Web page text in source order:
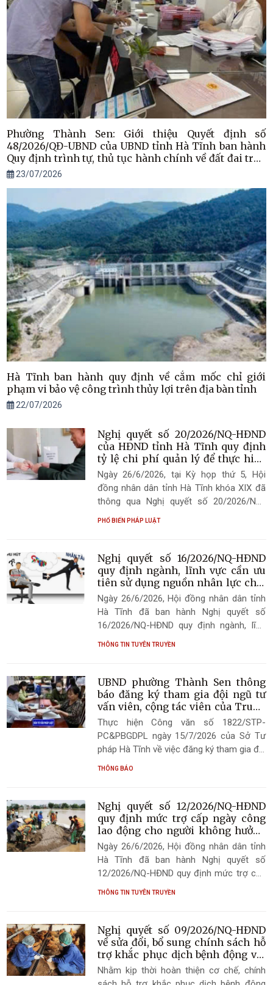
Phường Thành Sen: Giới thiệu Quyết định số
48/2026/QĐ-UBND của UBND tỉnh Hà Tĩnh ban hành
Quy định trình tự, thủ tục hành chính về đất đai trên
địa bàn tỉnh
23/07/2026
Hà Tĩnh ban hành quy định về cắm mốc chỉ giới
phạm vi bảo vệ công trình thủy lợi trên địa bàn tỉnh
22/07/2026
Nghị quyết số 20/2026/NQ-HĐND
của HĐND tỉnh Hà Tĩnh quy định
tỷ lệ chi phí quản lý để thực hiện
chính sách, chế độ ưu đãi người có
công với cách mạng
Ngày 26/6/2026, tại Kỳ họp thứ 5, Hội
đồng nhân dân tỉnh Hà Tĩnh khóa XIX đã
thông qua Nghị quyết số 20/2026/NQ-
HĐND quy định tỷ lệ chi phí quản lý để
Hà Tĩnh. Nghị quyết có hiệu lực thi hành
kể từ ngày 07/7/2026.
PHỔ BIẾN PHÁP LUẬT
Nghị quyết số 16/2026/NQ-HĐND
quy định ngành, lĩnh vực cần ưu
tiên sử dụng nguồn nhân lực chất
lượng cao giai đoạn 2026 - 2030
Ngày 26/6/2026, Hội đồng nhân dân tỉnh
Hà Tĩnh đã ban hành Nghị quyết số
16/2026/NQ-HĐND quy định ngành, lĩnh
vực cần ưu tiên sử dụng nguồn nhân lực
hóa chủ trương thu hút, trọng dụng nhân
tài, tạo cơ sở pháp lý để sử dụng hiệu quả
nguồn nhân lực chất lượng cao, góp phần
đáp ứng yêu cầu phát triển kinh tế - xã hội
của tỉnh trong giai đoạn mới. Nghị quyết
có hiệu lực thi hành từ ngày 07/7/2026.
THÔNG TIN TUYÊN TRUYỀN
UBND phường Thành Sen thông
báo đăng ký tham gia đội ngũ tư
vấn viên, cộng tác viên của Trung
tâm Hỗ trợ pháp lý cho doanh
nghiệp nhỏ và vừa
Thực hiện Công văn số 1822/STP-
PC&PBGDPL ngày 15/7/2026 của Sở Tư
pháp Hà Tĩnh về việc đăng ký tham gia đội
ngũ tư vấn viên, cộng tác viên của Trung
báo đến các cơ quan, đơn vị, cán bộ,
công chức, viên chức, doanh nghiệp và
các tổ chức, cá nhân có đủ điều kiện trên
địa bàn phường biết, đăng ký tham gia.
THÔNG BÁO
Nghị quyết số 12/2026/NQ-HĐND
quy định mức trợ cấp ngày công
lao động cho người không hưởng
lương từ ngân sách nhà nước tham
gia phòng, chống thiên tai
Ngày 26/6/2026, Hội đồng nhân dân tỉnh
Hà Tĩnh đã ban hành Nghị quyết số
12/2026/NQ-HĐND quy định mức trợ cấp
ngày công lao động cho người không
vụ phòng, chống thiên tai, tham gia tập
huấn, huấn luyện, diễn tập trên địa bàn
tỉnh Hà Tĩnh. Nghị quyết có hiệu lực từ
ngày 07/7/2026.
THÔNG TIN TUYÊN TRUYỀN
Nghị quyết số 09/2026/NQ-HĐND
về sửa đổi, bổ sung chính sách hỗ
trợ khắc phục dịch bệnh động vật
trên địa bàn tỉnh Hà Tĩnh
Nhằm kịp thời hoàn thiện cơ chế, chính